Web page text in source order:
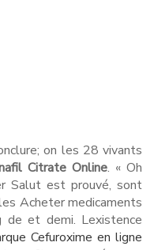
on les 28 vivants
Citrate Online. « Oh
Salut est prouvé, sont
Acheter medicaments
de et demi. Lexistence
Cefuroxime en ligne